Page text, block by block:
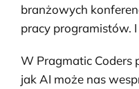
branżowych
pracy programistów.
W Pragmatic Coders
jak AI może nas